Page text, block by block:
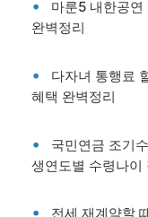
마룬5 내한공
완벽정리
다자녀 통행료
혜택 완벽정리
국민연금 조기
생연도별 수령나이
전세 재계약할